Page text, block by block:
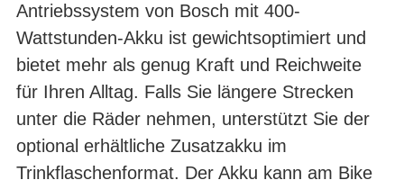
Antriebssystem von Bosch mit 400-
Wattstunden-Akku ist gewichtsoptimiert und
bietet mehr als genug Kraft und Reichweite
für Ihren Alltag. Falls Sie längere Strecken
unter die Räder nehmen, unterstützt Sie der
optional erhältliche Zusatzakku im
Trinkflaschenformat. Der Akku kann am Bike